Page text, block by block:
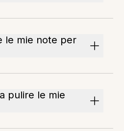
le mie note per
pulire le mie